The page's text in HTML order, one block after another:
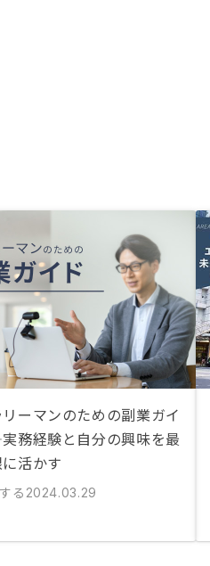
ーマンのための副業ガイ
務経験と自分の興味を最
活かす
る 2024.03.29